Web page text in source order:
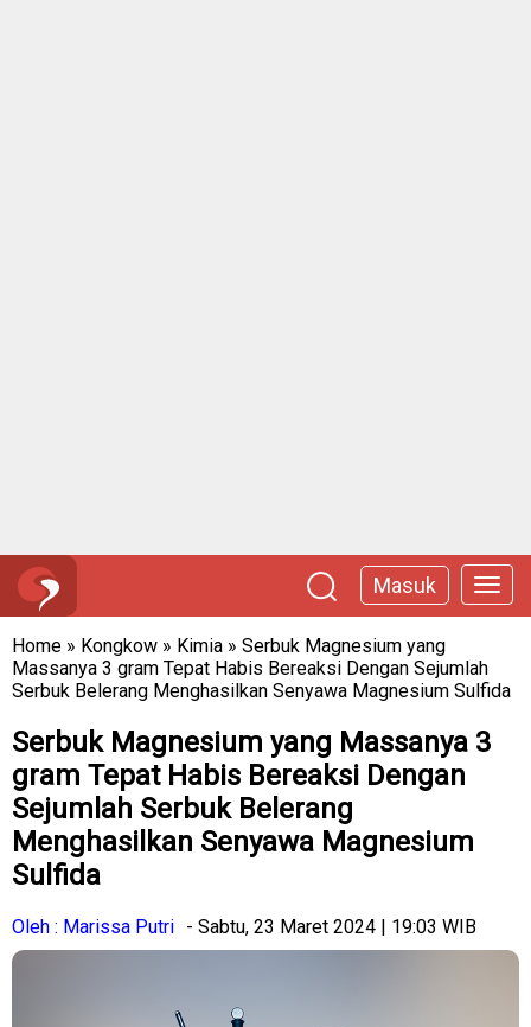
Masuk
Home » Kongkow » Kimia » Serbuk Magnesium yang
Massanya 3 gram Tepat Habis Bereaksi Dengan Sejumlah
Serbuk Belerang Menghasilkan Senyawa Magnesium Sulfida
Serbuk Magnesium yang Massanya 3
gram Tepat Habis Bereaksi Dengan
Sejumlah Serbuk Belerang
Menghasilkan Senyawa Magnesium
Sulfida
Oleh : Marissa Putri - Sabtu, 23 Maret 2024 | 19:03 WIB